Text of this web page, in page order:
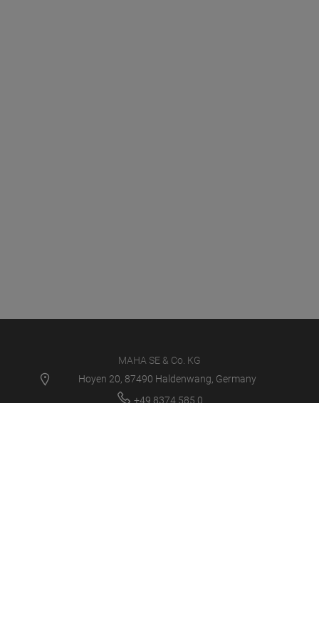
MAHA SE & Co. KG
Hoyen 20, 87490 Haldenwang, Germany
+49 8374 585 0